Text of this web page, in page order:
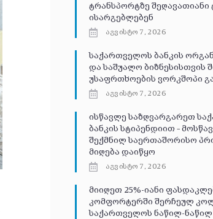
ტრანსპორტზე
ისარგებლებენ
აგვისტო 7, 2026
საქართველოს ბანკის
და საშუალო ბიზნესისთვის
უსაფრთხოების ვორკშოპი
აგვისტო 7, 2026
ისწავლე საზღვარგარეთ
ბანკის სტიპენდიით –
შექმნილ საერთაშორისო
მიღება დაიწყო
აგვისტო 7, 2026
მიიღეთ 25%-იანი
კომფორტერში შერჩეულ
საქართველოს ნაწილ-